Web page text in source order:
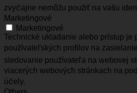
zvyčajne nemôžu použiť na vašu
Marketingové
Marketingové
Technické ukladanie alebo prístup je
používateľských profilov na
sledovanie používateľa na webovej
viacerých webových stránkach na
účely.